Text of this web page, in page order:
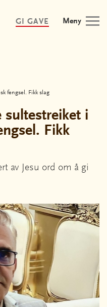
Meny
GI GAVE
fengsel. Fikk slag
sultestreiket i
Fikk
av Jesu ord om å gi